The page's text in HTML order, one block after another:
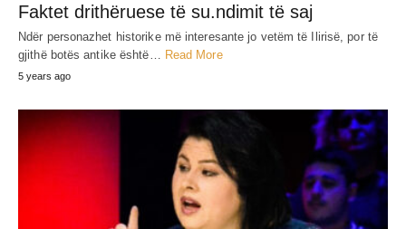
Faktet drithëruese të su.ndimit të saj
Ndër personazhet historike më interesante jo vetëm të Ilirisë, por të
gjithë botës antike është… Read More
5 years ago